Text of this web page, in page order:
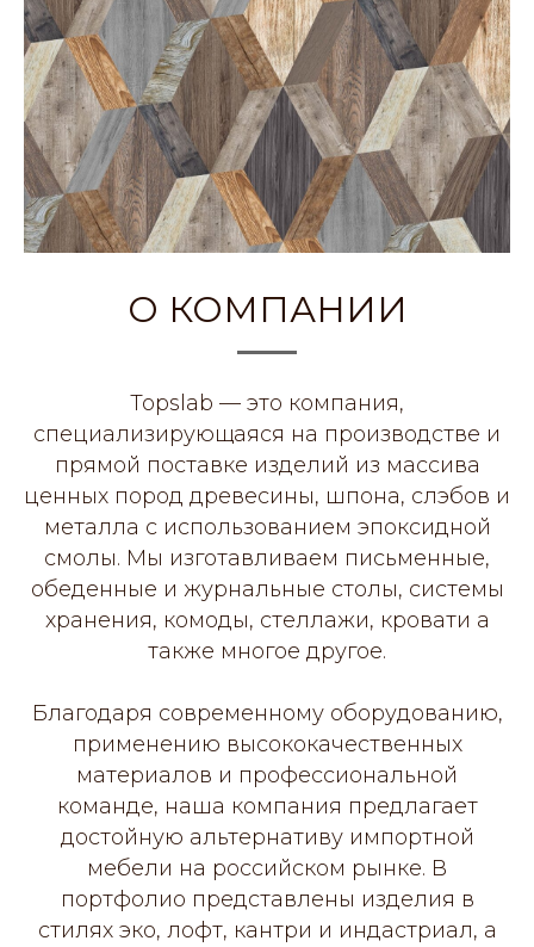
О КОМПАНИИ
Topslab — это компания,
специализирующаяся на производстве и
прямой поставке изделий из массива
ценных пород древесины, шпона, слэбов и
металла с использованием эпоксидной
смолы. Мы изготавливаем письменные,
обеденные и журнальные столы, системы
хранения, комоды, стеллажи, кровати а
также многое другое.
Благодаря современному оборудованию,
применению высококачественных
материалов и профессиональной
команде, наша компания предлагает
достойную альтернативу импортной
мебели на российском рынке. В
портфолио представлены изделия в
стилях эко, лофт, кантри и индастриал, а